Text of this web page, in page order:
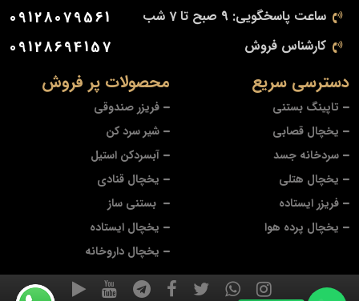
محصولات پر فروش
فریزر صندوقی
شیر سرد کن
آبسردکن استیل
یخچال قنادی
بستنی ساز
یخچال ایستاده
یخچال داروخانه
دسترسی سریع
تاپینگ بستنی
یخچال قصابی
سردخانه جسد
یخچال هتلی
فریزر ایستاده
یخچال پرده هوا
ساعت پاسخگویی: 9 صبح تا 7 شب 09128079561
کارشناس فروش 09128694157